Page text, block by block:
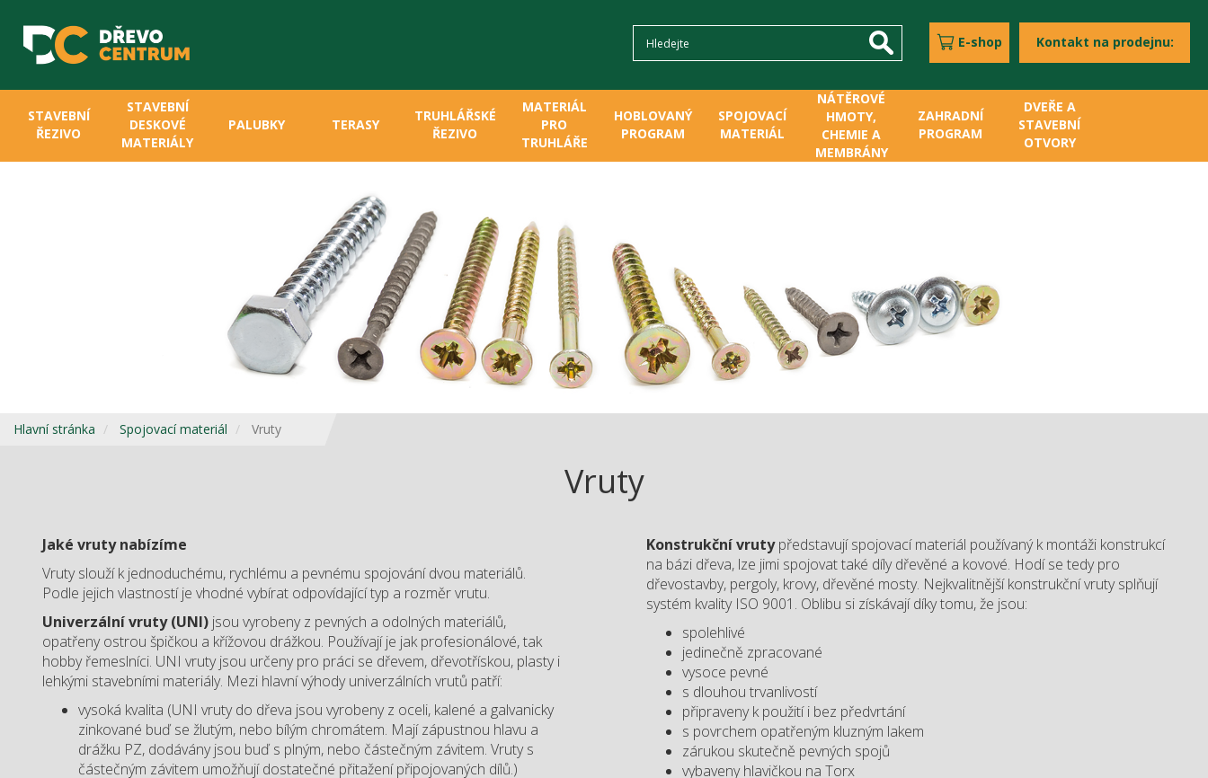
E-shop Kontakt na prodejnu:
STAVEBNÍ
ŘEZIVO
STAVEBNÍ
DESKOVÉ
MATERIÁLY
PALUBKY TERASY
TRUHLÁŘSKÉ
ŘEZIVO
MATERIÁL
PRO
TRUHLÁŘE
HOBLOVANÝ
PROGRAM
SPOJOVACÍ
MATERIÁL
NÁTĚROVÉ
HMOTY,
CHEMIE A
MEMBRÁNY
ZAHRADNÍ
PROGRAM
DVEŘE A
STAVEBNÍ
OTVORY
Hlavní stránka Spojovací materiál Vruty
Vruty
Jaké vruty nabízíme
Vruty slouží k jednoduchému, rychlému a pevnému spojování dvou materiálů.
Podle jejich vlastností je vhodné vybírat odpovídající typ a rozměr vrutu.
Univerzální vruty (UNI) jsou vyrobeny z pevných a odolných materiálů,
opatřeny ostrou špičkou a křížovou drážkou. Používají je jak profesionálové, tak
hobby řemeslníci. UNI vruty jsou určeny pro práci se dřevem, dřevotřískou, plasty i
lehkými stavebními materiály. Mezi hlavní výhody univerzálních vrutů patří:
vysoká kvalita (UNI vruty do dřeva jsou vyrobeny z oceli, kalené a galvanicky
zinkované buď se žlutým, nebo bílým chromátem. Mají zápustnou hlavu a
drážku PZ, dodávány jsou buď s plným, nebo částečným závitem. Vruty s
částečným závitem umožňují dostatečné přitažení připojovaných dílů.)
Konstrukční vrutypředstavují spojovací materiál používaný k montáži konstrukcí
na bázi dřeva, lze jimi spojovat také díly dřevěné a kovové. Hodí se tedy pro
dřevostavby, pergoly, krovy, dřevěné mosty. Nejkvalitnější konstrukční vruty splňují
systém kvality ISO 9001. Oblibu si získávají díky tomu, že jsou:
spolehlivé
jedinečně zpracované
vysoce pevné
s dlouhou trvanlivostí
připraveny k použití i bez předvrtání
s povrchem opatřeným kluzným lakem
zárukou skutečně pevných spojů
vybaveny hlavičkou na Torx